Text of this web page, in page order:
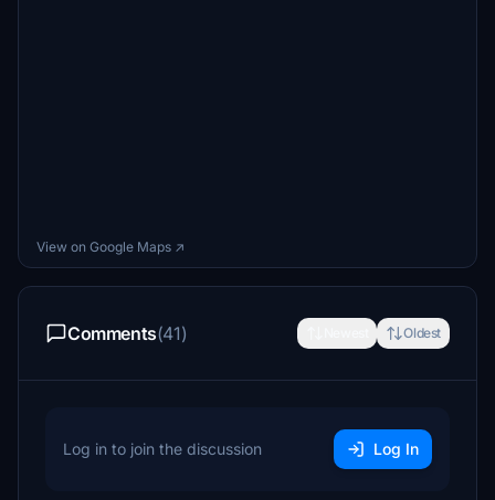
View on Google Maps ↗
Comments(41) Oldest
Log in to join the discussion Log In